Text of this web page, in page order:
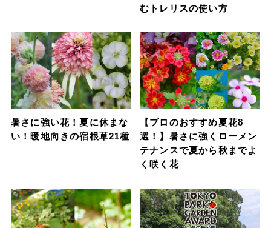
むトレリスの使い方
暑さに強い花！夏に休まな
い！暖地向きの宿根草21種
【プロのおすすめ夏花8
選！】暑さに強くローメン
テナンスで夏から秋までよ
く咲く花